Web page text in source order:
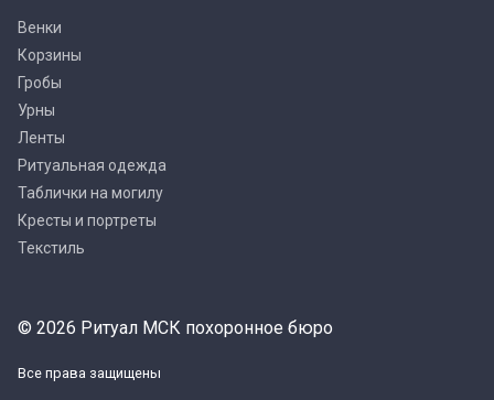
Венки
Корзины
Гробы
Урны
Ленты
Ритуальная одежда
Таблички на могилу
Кресты и портреты
Текстиль
© 2026 Ритуал МСК похоронное бюро
Все права защищены